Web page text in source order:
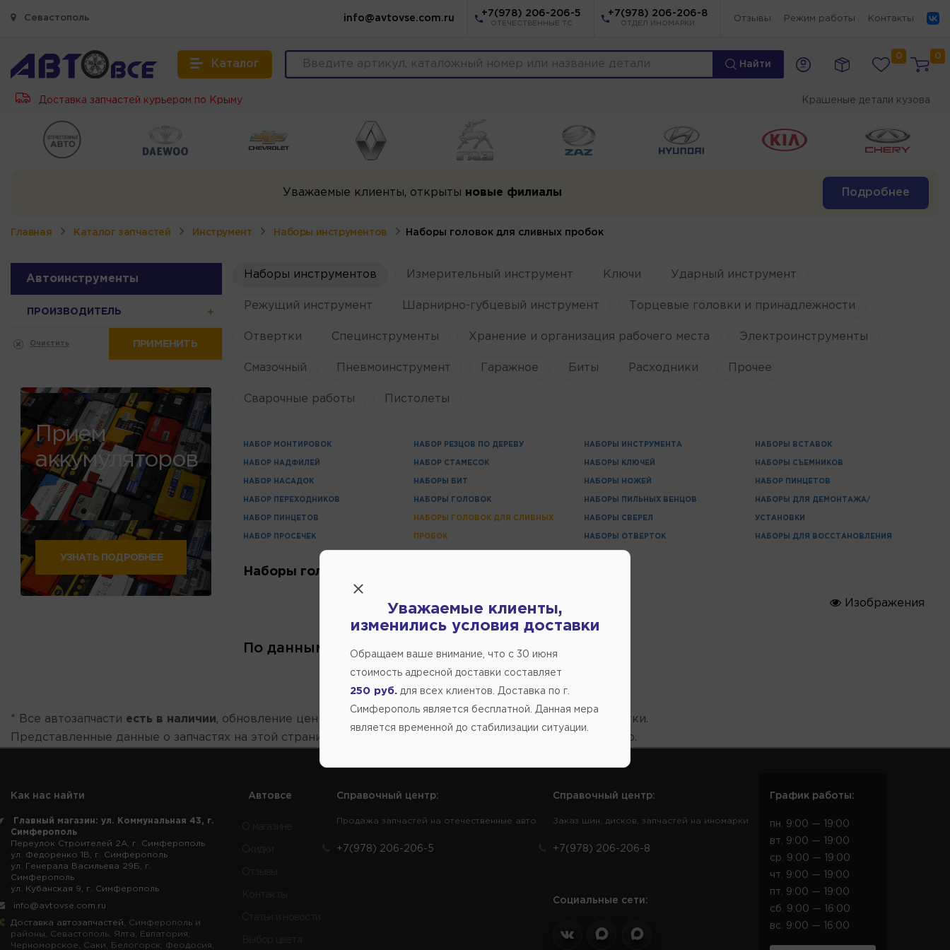
Севастополь info@avtovse.com.ru
+7(978) 206-206-5
ОТЕЧЕСТВЕННЫЕ ТС
+7(978) 206-206-8
ОТДЕЛ ИНОМАРКИ
Отзывы Режим работы Контакты
Каталог Найти
0 0
Доставка запчастей курьером по Крыму Крашеные детали кузова
Уважаемые клиенты, открыты новые филиалы Подробнее
Главная Каталог запчастей Инструмент Наборы инструментов Наборы головок для сливных пробок
Автоинструменты
ПРОИЗВОДИТЕЛЬ
Очистить ПРИМЕНИТЬ
Прием
аккумуляторов
УЗНАТЬ ПОДРОБНЕЕ
Наборы инструментов Измерительный инструмент Ключи Ударный инструмент
Режущий инструмент Шарнирно-губцевый инструмент Торцевые головки и принадлежности
Отвертки Специнструменты Хранение и организация рабочего места Электроинструменты
Смазочный Пневмоинструмент Гаражное Биты Расходники Прочее
Сварочные работы Пистолеты
НАБОР МОНТИРОВОК
НАБОР НАДФИЛЕЙ
НАБОР НАСАДОК
НАБОР ПЕРЕХОДНИКОВ
НАБОР ПИНЦЕТОВ
НАБОР ПРОСЕЧЕК
НАБОР РЕЗЦОВ ПО ДЕРЕВУ
НАБОР СТАМЕСОК
НАБОРЫ БИТ
НАБОРЫ ГОЛОВОК
НАБОРЫ ГОЛОВОК ДЛЯ СЛИВНЫХ
ПРОБОК
НАБОРЫ ИНСТРУМЕНТА
НАБОРЫ КЛЮЧЕЙ
НАБОРЫ НОЖЕЙ
НАБОРЫ ПИЛЬНЫХ ВЕНЦОВ
НАБОРЫ СВЕРЕЛ
НАБОРЫ ОТВЕРТОК
НАБОРЫ ВСТАВОК
НАБОРЫ СЪЕМНИКОВ
НАБОР ПИНЦЕТОВ
НАБОРЫ ДЛЯ ДЕМОНТАЖА/
УСТАНОВКИ
НАБОРЫ ДЛЯ ВОССТАНОВЛЕНИЯ
Наборы головок для сливных пробок
Изображения
По данным параметрам нет товаров.
* Все автозапчасти есть в наличии, обновление цен и остатков на товары проходит несколько раз в сутки.
Представленные данные о запчастях на этой странице несут исключительно информационный характер.
Как нас найти
Главный магазин: ул. Коммунальная 43, г.
Симферополь
Переулок Строителей 2А, г. Симферополь
ул. Федоренко 1В, г. Симферополь
ул. Генерала Васильева 29Б, г.
Симферополь
ул. Кубанская 9, г. Симферополь
info@avtovse.com.ru
Доставка автозапчастей , Симферополь и
районы, Севастополь, Ялта, Евпатория,
Черноморское, Саки, Белогорск, Феодосия,
Автовсе Справочный центр:
Продажа запчастей на отечественные авто
+7(978) 206-206-5
Справочный центр:
Заказ шин, дисков, запчастей на иномарки
+7(978) 206-206-8
Социальные сети:
График работы:
пн. 9:00 — 19:00
вт. 9:00 — 19:00
ср. 9:00 — 19:00
чт. 9:00 — 19:00
пт. 9:00 — 19:00
сб. 9:00 — 16:00
вс. 9:00 — 16:00
Уважаемые клиенты,
изменились условия доставки
Обращаем ваше внимание, что c 30 июня
стоимость адресной доставки составляет
250 руб. для всех клиентов. Доставка по г.
Симферополь является бесплатной. Данная мера
является временной до стабилизации ситуации.